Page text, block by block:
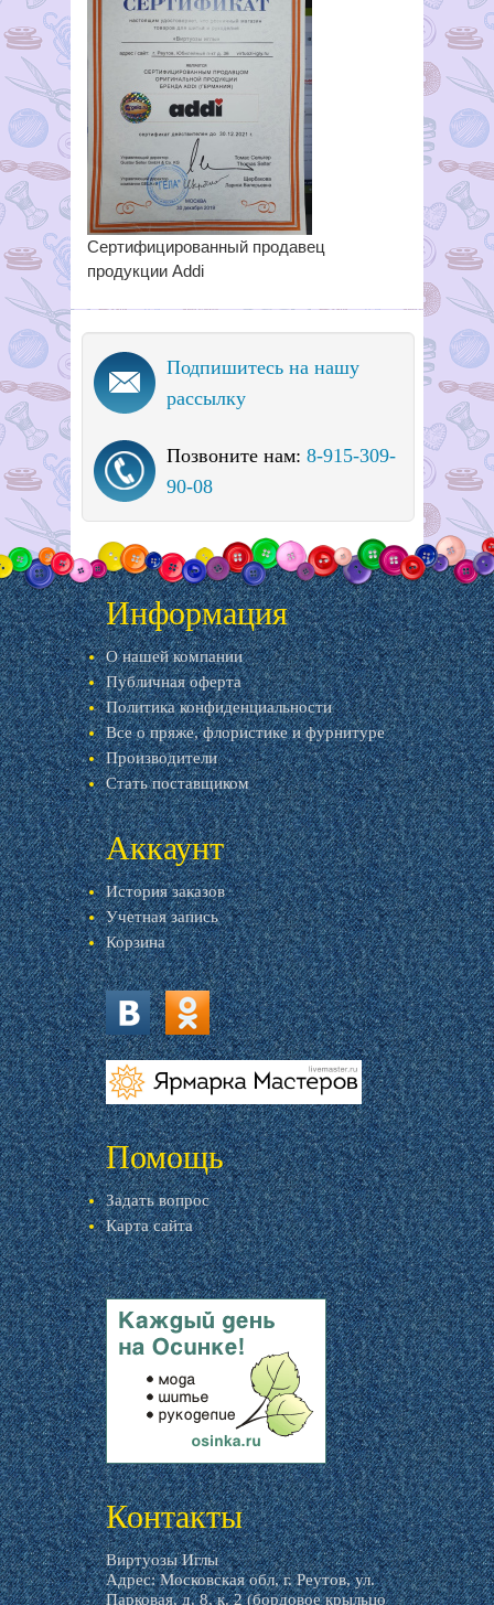
Сертифицированный продавец
продукции Addi
Подпишитесь на нашу
рассылку
Позвоните нам: 8-915-309-
90-08
Информация
О нашей компании
Публичная оферта
Политика конфиденциальности
Все о пряже, флористике и фурнитуре
Производители
Стать поставщиком
Аккаунт
История заказов
Учетная запись
Корзина
vk.com ok.ru
livemaster.ru
Помощь
Задать вопрос
Карта сайта
livemaster.ru
Контакты
Виртуозы Иглы
Адрес: Московская обл, г. Реутов, ул.
Парковая, д. 8, к. 2 (бордовое крыльцо